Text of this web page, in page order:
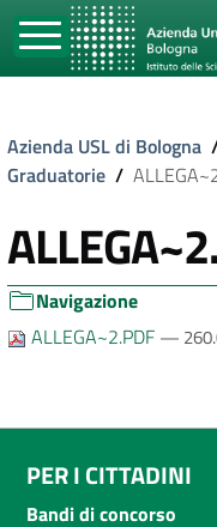
Azienda USL di Bologna
Graduatorie /
Navigazione
ALLEGA~2.PDF —
PER I CITTADINI
Bandi di concorso